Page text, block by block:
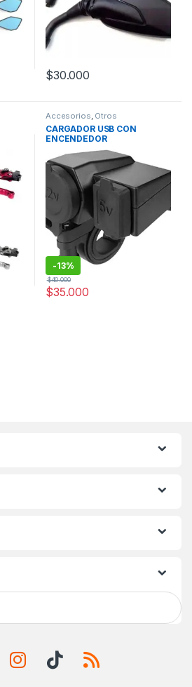
$30.000
Accesorios, Otros
CARGADOR USB CON
ENCENDEDOR
-13%
$35.000
$40.000